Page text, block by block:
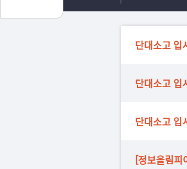
단대소고 입
단대소고 입
단대소고 입
[정보올림피